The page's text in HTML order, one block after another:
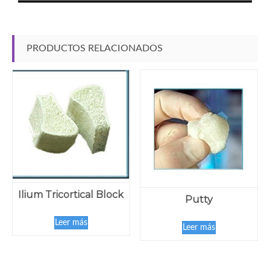
PRODUCTOS RELACIONADOS
Ilium Tricortical Block
Leer más
Putty
Leer más